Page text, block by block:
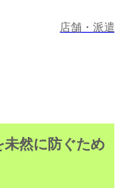
店舗・派遣
然に防ぐため